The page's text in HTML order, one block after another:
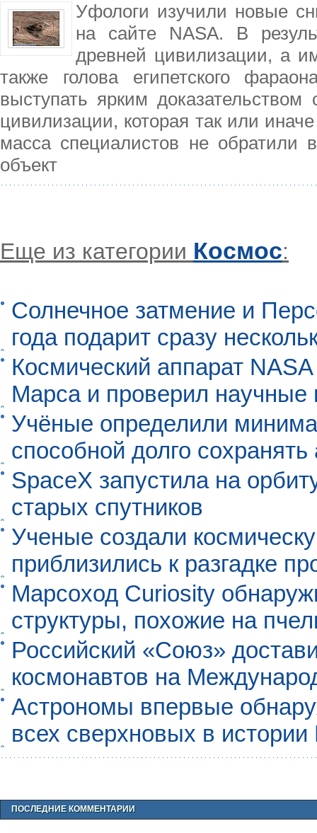
Уфологи изучили новые
на сайте NASA. В
древней цивилизации, а
также голова египетского
выступать ярким
цивилизации, которая так или
масса специалистов не обратили
объект
Еще из категории Космос:
Солнечное затмение и
года подарит сразу
Космический аппарат
Марса и проверил научные
Учёные определили
способной долго
SpaceX запустила на
старых спутников
Ученые создали
приблизились к разгадке
Марсоход Curiosity
структуры, похожие на
Российский «Союз»
космонавтов на
Астрономы впервые
всех сверхновых в
ПОСЛЕДНИЕ КОММЕНТАРИИ